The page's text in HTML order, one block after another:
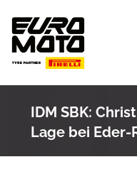
content
IDM SBK:
Lage bei Eder-